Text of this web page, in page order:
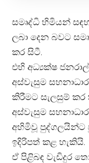
සමෘද්ධි හිමියන්
ලබා දෙන බවට
කර සිටී.
එහි අධ්‍යක්ෂ
අස්වැසුම
කිරීමට සැලසුම් කර
අස්වැසුම
අහිමිවූ පුද්ගලයින්ට
ඉදිරිපත් කළ හැකියි.
ඒ පිළිබඳ වැඩිදුර